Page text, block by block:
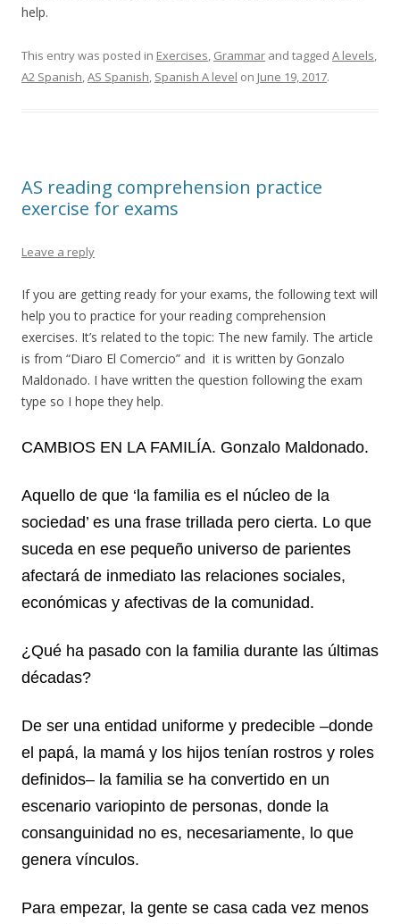
help.
This entry was posted in Exercises Grammar and tagged A levels
A2 Spanish AS Spanish Spanish A level on June 19, 2017.
AS reading comprehension practice
exercise for exams
Leave a reply
If you are getting ready for your exams, the following text will
help you to practice for your reading comprehension
exercises. It’s related to the topic: The new family. The article
is from “Diaro El Comercio” and it is written by Gonzalo
Maldonado. I have written the question following the exam
type so I hope they help.
CAMBIOS EN LA FAMILÍA. Gonzalo Maldonado.
Aquello de que ‘la familia es el núcleo de la
sociedad’ es una frase trillada pero cierta. Lo que
suceda en ese pequeño universo de parientes
afectará de inmediato las relaciones sociales,
económicas y afectivas de la comunidad.
¿Qué ha pasado con la familia durante las últimas
décadas?
De ser una entidad uniforme y predecible –donde
el papá, la mamá y los hijos tenían rostros y roles
definidos– la familia se ha convertido en un
escenario variopinto de personas, donde la
consanguinidad no es, necesariamente, lo que
genera vínculos.
Para empezar, la gente se casa cada vez menos